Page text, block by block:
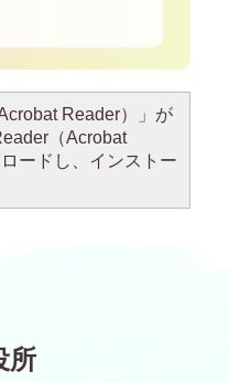
Reader）」が
（Acrobat
ードし、インストー
所